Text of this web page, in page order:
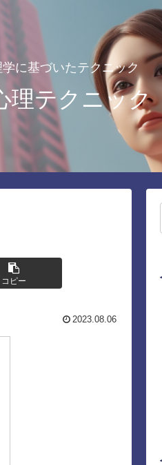
に基づいたテクニック
理テクニック
コピー
2023.08.06